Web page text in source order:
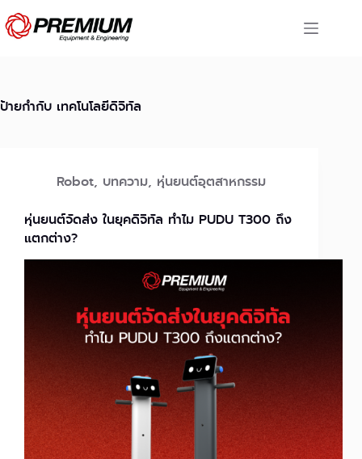
Skip
to
content
ป้ายกำกับ เทคโนโลยีดิจิทัล
Robot, บทความ, หุ่นยนต์อุตสาหกรรม
หุ่นยนต์จัดส่ง ในยุคดิจิทัล ทำไม PUDU T300 ถึง
แตกต่าง?